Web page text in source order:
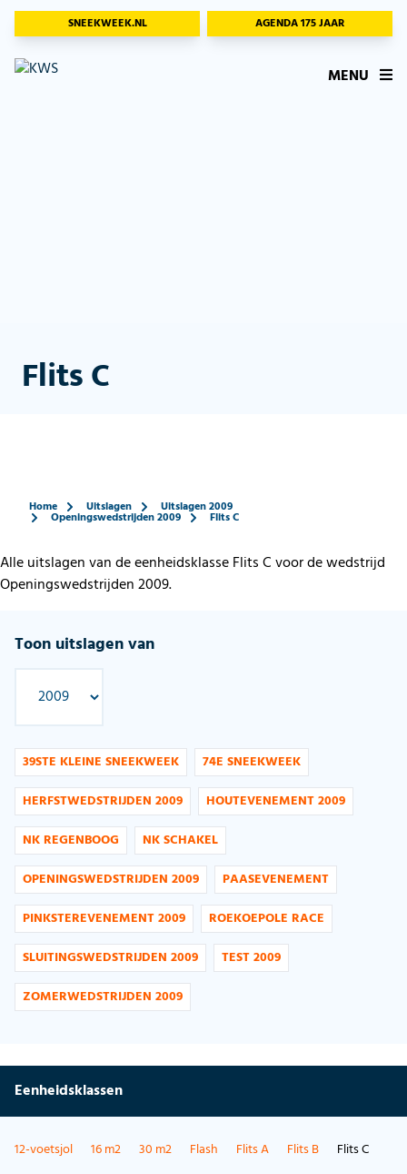
SNEEKWEEK.NL AGENDA 175 JAAR
MENU
Flits C
Home Uitslagen Uitslagen 2009
Openingswedstrijden 2009 Flits C
Alle uitslagen van de eenheidsklasse Flits C voor de wedstrijd
Openingswedstrijden 2009.
Toon uitslagen van
39STE KLEINE SNEEKWEEK
74E SNEEKWEEK
HERFSTWEDSTRIJDEN 2009
HOUTEVENEMENT 2009
NK REGENBOOG
NK SCHAKEL
OPENINGSWEDSTRIJDEN 2009
PAASEVENEMENT
PINKSTEREVENEMENT 2009
ROEKOEPOLE RACE
SLUITINGSWEDSTRIJDEN 2009
TEST 2009
ZOMERWEDSTRIJDEN 2009
Eenheidsklassen
12-voetsjol 16 m2 30 m2 Flash Flits A Flits B
Flits C